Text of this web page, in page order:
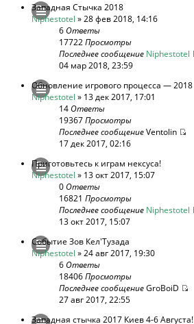
Западная Стычка 2018
Niphestotel » 28 фев 2018, 14:16
6Ответы
17722Просмотры
Последнее сообщение Niphestotel
04 мар 2018, 23:59
Обновление игрового процесса — 2018
Niphestotel » 13 дек 2017, 17:01
14Ответы
19367Просмотры
Последнее сообщениеVentolin
17 дек 2017, 02:16
Приготовьтесь к играм нексуса!
Niphestotel » 13 окт 2017, 15:07
0Ответы
16821 Просмотры
Последнее сообщение Niphestotel
13 окт 2017, 15:07
Событие Зов Кел'Тузада
Niphestotel » 24 авг 2017, 19:30
6Ответы
18406Просмотры
Последнее сообщениеGroBoiD
27 авг 2017, 22:55
Западная стычка 2017 Киев 4-6 Августа!